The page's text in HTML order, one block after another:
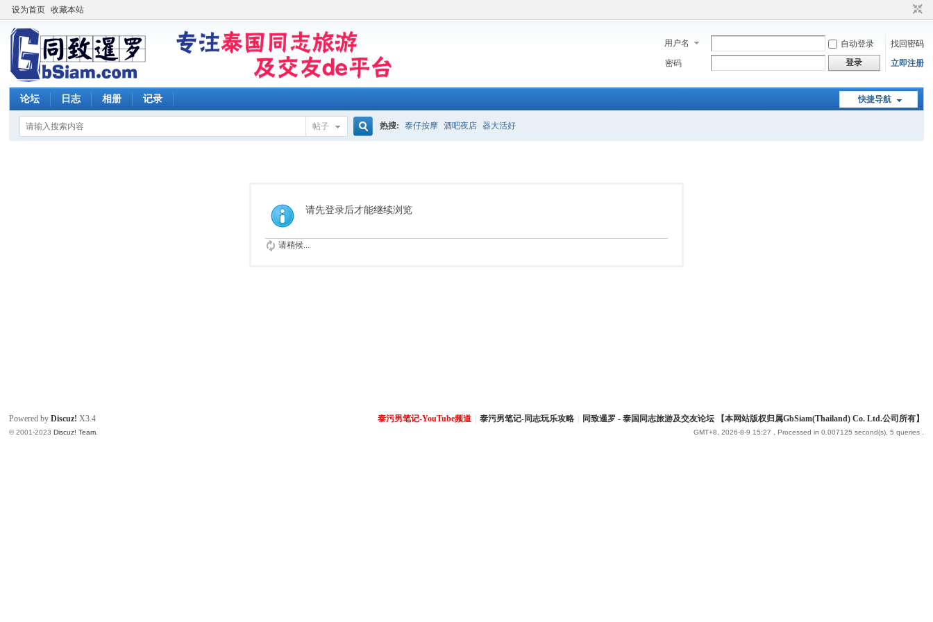
设为首页 收藏本站
用户名 自动登录
找回密码
密码
登录 立即注册
快捷导航
论坛 日志 相册 记录
帖子
索
热搜: 泰仔按摩 酒吧夜店 器大活好
请先登录后才能继续浏览
请稍候...
泰污男笔记-YouTube频道 泰污男笔记-同志玩乐攻略 同致暹罗 - 泰国同志旅游及交友论坛 【本网站版权归属GbSiam(Thailand) Co. Ltd.公司所有】
GMT+8, 2026-8-9 15:27 , Processed in 0.007125 second(s), 5 queries .
Powered byDiscuz! X3.4
© 2001-2023Discuz! Team